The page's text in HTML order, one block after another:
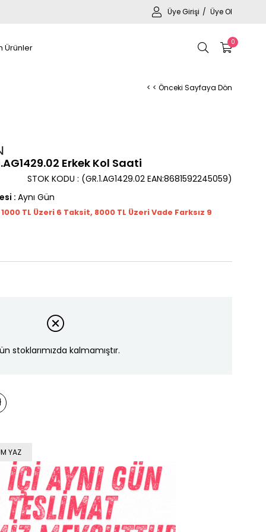
Üye Girişi Üye Ol
0
Ürünler
< < Önceki Sayfaya Dön
Erkek Kol Saati
(GR.1.AG1429.02 EAN:8681592245059)
STOK KODU
: Aynı Gün
TL Üzeri 6 Taksit, 8000 TL Üzeri Vade Farksız 9
stoklarımızda kalmamıştır.
YAZ